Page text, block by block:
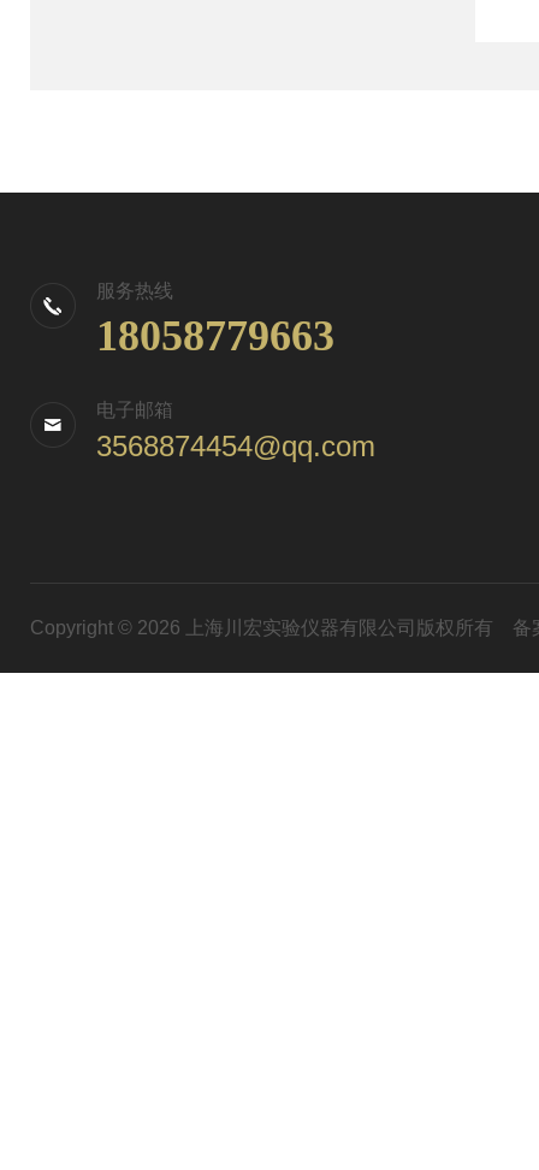
服务热线
18058779663
电子邮箱
3568874454@qq.com
Copyright © 2026 上海川宏实验仪器有限公司版权所有 备